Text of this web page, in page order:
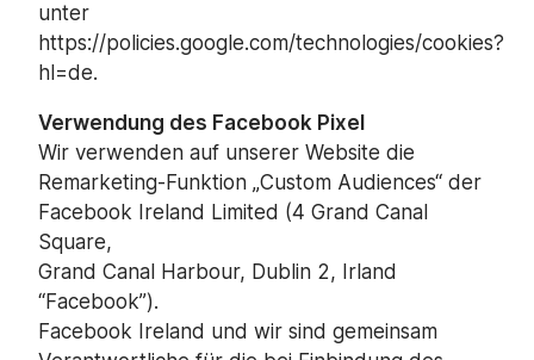
unter
https://policies.google.com/technologies/cookies?
hl=de.
Verwendung des Facebook Pixel
Wir verwenden auf unserer Website die
Remarketing-Funktion „Custom Audiences“ der
Facebook Ireland Limited (4 Grand Canal
Square,
Grand Canal Harbour, Dublin 2, Irland
“Facebook”).
Facebook Ireland und wir sind gemeinsam